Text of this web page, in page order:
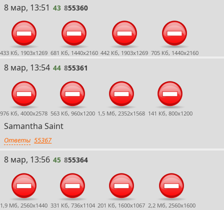
43
8 мар, 13:51 43 855360
433 Кб, 1903x1269 681 Кб, 1440x2160 442 Кб, 1903x1269 705 Кб, 1440x2160
44
8 мар, 13:54 44 855361
976 Кб, 4000x2578 563 Кб, 960x1200 1,5 Мб, 2352x1568 141 Кб, 800x1200
Samantha Saint
Ответы 55367
45
8 мар, 13:56 45 855364
1,9 Мб, 2560x1440 331 Кб, 736x1104 201 Кб, 1600x1067 2,2 Мб, 2560x1600